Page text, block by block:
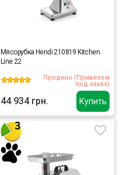
Купить
Мясорубка Hendi 210819 Kitchen
Line 22
Продано (Привезем
под заказ)
44 934 грн.